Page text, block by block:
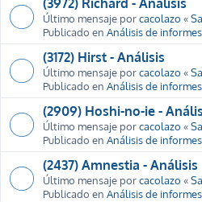
(3972) Richard - Análisis
Último mensaje porcacolazo «
Publicado en Análisis de
(3172) Hirst - Análisis
Último mensaje porcacolazo «
Publicado en Análisis de
(2909) Hoshi-no-ie -
Último mensaje porcacolazo «
Publicado en Análisis de
(2437) Amnestia - Análisis
Último mensaje porcacolazo «
Publicado en Análisis de